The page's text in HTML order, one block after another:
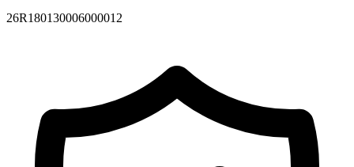
26R180130006000012